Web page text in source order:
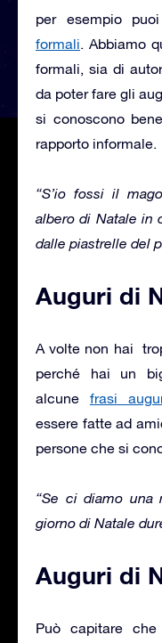
per esempio
formali. Abbiamo
formali, sia di
da poter fare gli
si conoscono
rapporto informale.
“S’io fossi il
albero di Natale in
dalle piastrelle del
Auguri di
A volte non hai
perché hai un
alcune frasi
essere fatte ad
persone che si
“Se ci diamo
giorno di Natale
Auguri di
Può capitare